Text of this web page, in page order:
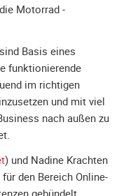
Motorrad -
Basis eines
funktionierende
im richtigen
und mit viel
nach außen zu
) und Nadine Krachten
für den Bereich Online-
gebündelt.